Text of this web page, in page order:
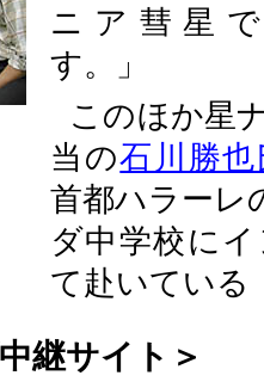
ニア彗星
す。」
このほか星
当の石川勝也
首都ハラーレ
ダ中学校に
て赴いている
継サイト＞